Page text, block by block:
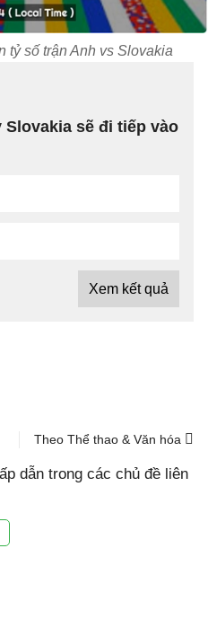
tỷ số trận Anh vs Slovakia
sẽ đi tiếp vào
Xem kết quả
Theo Thể thao & Văn hóa
dẫn trong các chủ đề liên